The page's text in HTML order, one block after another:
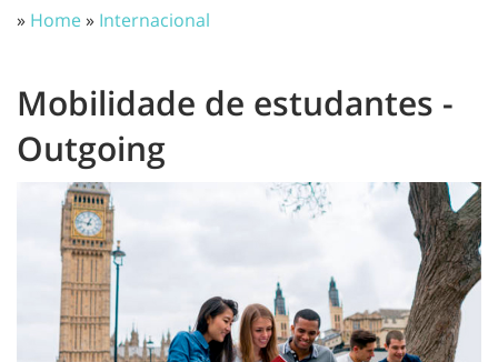
» Home» Internacional
Mobilidade de estudantes -
Outgoing